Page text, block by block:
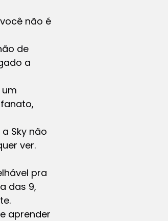
não é
de
a
Sky não
ver.
pra
das 9,
aprender